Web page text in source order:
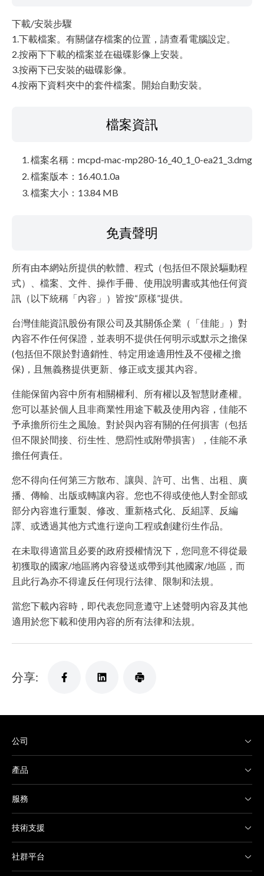
下載/安裝步驟
1.下載檔案。有關儲存檔案的位置，請查看電腦設定。
2.按兩下下載的檔案並在磁碟影像上安裝。
3.按兩下已安裝的磁碟影像。
4.按兩下資料夾中的套件檔案。開始自動安裝。
檔案資訊
檔案名稱：mcpd-mac-mp280-16_40_1_0-ea21_3.dmg
檔案版本：16.40.1.0a
檔案大小：13.84 MB
免責聲明
所有由本網站所提供的軟體、程式（包括但不限於驅動程
式）、檔案、文件、操作手冊、使用說明書或其他任何資
訊（以下統稱「內容」）皆按“原樣”提供。
台灣佳能資訊股份有限公司及其關係企業（「佳能」）對
內容不作任何保證，並表明不提供任何明示或默示之擔保
(包括但不限於對適銷性、特定用途適用性及不侵權之擔
保)，且無義務提供更新、修正或支援其內容。
佳能保留內容中所有相關權利、所有權以及智慧財產權。
您可以基於個人且非商業性用途下載及使用內容，佳能不
予承擔所衍生之風險。對於與內容有關的任何損害（包括
但不限於間接、衍生性、懲罰性或附帶損害），佳能不承
擔任何責任。
您不得向任何第三方散布、讓與、許可、出售、出租、廣
播、傳輸、出版或轉讓內容。您也不得或使他人對全部或
部分內容進行重製、修改、重新格式化、反組譯、反編
譯、或透過其他方式進行逆向工程或創建衍生作品。
在未取得適當且必要的政府授權情況下，您同意不得從最
初獲取的國家/地區將內容發送或帶到其他國家/地區，而
且此行為亦不得違反任何現行法律、限制和法規。
當您下載內容時，即代表您同意遵守上述聲明內容及其他
適用於您下載和使用內容的所有法律和法規。
分享:
公司
產品
服務
技術支援
社群平台